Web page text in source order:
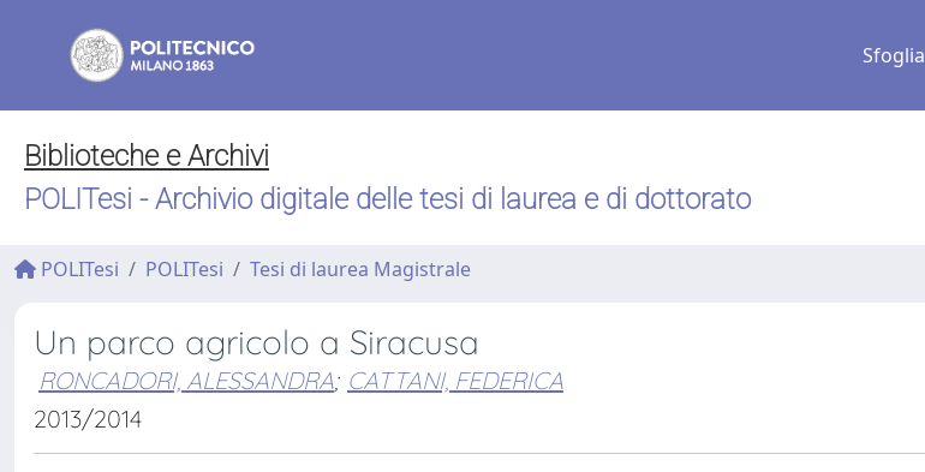
Sfoglia
Biblioteche e Archivi
POLITesi - Archivio digitale delle tesi di laurea e di dottorato
POLITesi POLITesi Tesi di laurea Magistrale
Un parco agricolo a Siracusa
RONCADORI, ALESSANDRA; CATTANI, FEDERICA
2013/2014